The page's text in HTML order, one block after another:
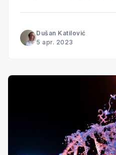
bila još uvek debelo u ranim
Dušan Katilović
5 apr. 2023